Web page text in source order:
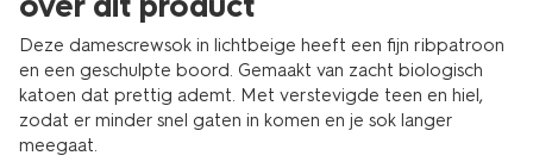
Deze damescrewsok in lichtbeige heeft een fijn ribpatroon
en een geschulpte boord. Gemaakt van zacht biologisch
katoen dat prettig ademt. Met verstevigde teen en hiel,
zodat er minder snel gaten in komen en je sok langer
meegaat.